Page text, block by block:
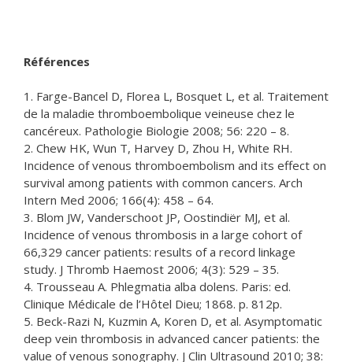
Références
1. Farge-Bancel D, Florea L, Bosquet L, et al. Traitement
de la maladie thromboembolique veineuse chez le
cancéreux. Pathologie Biologie 2008; 56: 220 – 8.
2. Chew HK, Wun T, Harvey D, Zhou H, White RH.
Incidence of venous thromboembolism and its effect on
survival among patients with common cancers. Arch
Intern Med 2006; 166(4): 458 – 64.
3. Blom JW, Vanderschoot JP, Oostindiër MJ, et al.
Incidence of venous thrombosis in a large cohort of
66,329 cancer patients: results of a record linkage
study. J Thromb Haemost 2006; 4(3): 529 – 35.
4. Trousseau A. Phlegmatia alba dolens. Paris: ed.
Clinique Médicale de l’Hôtel Dieu; 1868. p. 812p.
5. Beck-Razi N, Kuzmin A, Koren D, et al. Asymptomatic
deep vein thrombosis in advanced cancer patients: the
value of venous sonography. J Clin Ultrasound 2010; 38: